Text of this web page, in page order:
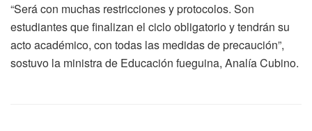
“Será con muchas restricciones y protocolos. Son
estudiantes que finalizan el ciclo obligatorio y tendrán su
acto académico, con todas las medidas de precaución”,
sostuvo la ministra de Educación fueguina, Analía Cubino.